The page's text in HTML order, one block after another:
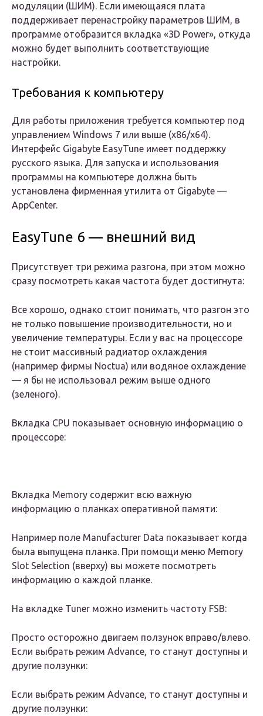
модуляции (ШИМ). Если имеющаяся плата
поддерживает перенастройку параметров ШИМ, в
программе отобразится вкладка «3D Power», откуда
можно будет выполнить соответствующие
настройки.
Требования к компьютеру
Для работы приложения требуется компьютер под
управлением Windows 7 или выше (x86/x64).
Интерфейс Gigabyte EasyTune имеет поддержку
русского языка. Для запуска и использования
программы на компьютере должна быть
установлена фирменная утилита от Gigabyte —
AppCenter.
EasyTune 6 — внешний вид
Присутствует три режима разгона, при этом можно
сразу посмотреть какая частота будет достигнута:
Все хорошо, однако стоит понимать, что разгон это
не только повышение производительности, но и
увеличение температуры. Если у вас на процессоре
не стоит массивный радиатор охлаждения
(например фирмы Noctua) или водяное охлаждение
— я бы не использовал режим выше одного
(зеленого).
Вкладка CPU показывает основную информацию о
процессоре:
Вкладка Memory содержит всю важную
информацию о планках оперативной памяти:
Например поле Manufacturer Data показывает когда
была выпущена планка. При помощи меню Memory
Slot Selection (вверху) вы можете посмотреть
информацию о каждой планке.
На вкладке Tuner можно изменить частоту FSB:
Просто осторожно двигаем ползунок вправо/влево.
Если выбрать режим Advance, то станут доступны и
другие ползунки:
Если выбрать режим Advance, то станут доступны и
другие ползунки: